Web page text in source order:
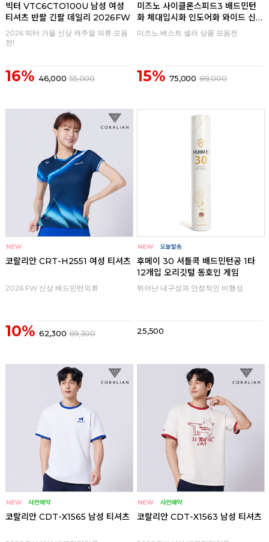
빅터 VTC6CTO100U 남성 여성
티셔츠 반팔 긴팔 데일리 2026FW
2026 빅터 가을 신상 캐주얼 의류 모음
전!
16% 46,000 55,000
미즈노 사이클론스피드3 배드민턴
화 체대입시화 인도어화 와이드 신
발
미즈노 베스트 셀러 상품 모음전
15% 75,000 89,000
코랄리안 CRT-H2551 여성 티셔츠
2026 FW 신상 배드민턴의류
10% 62,300 69,300
후메이 30 셔틀콕 배드민턴공 1타
12개입 오리깃털 동호인 게임
뛰어난 내구성과 안정적인 비행성
25,500
코랄리안 CDT-X1565 남성 티셔츠 코랄리안 CDT-X1563 남성 티셔츠